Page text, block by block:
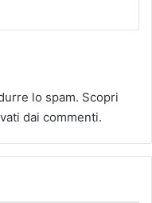
lo spam. Scopri
dai commenti.